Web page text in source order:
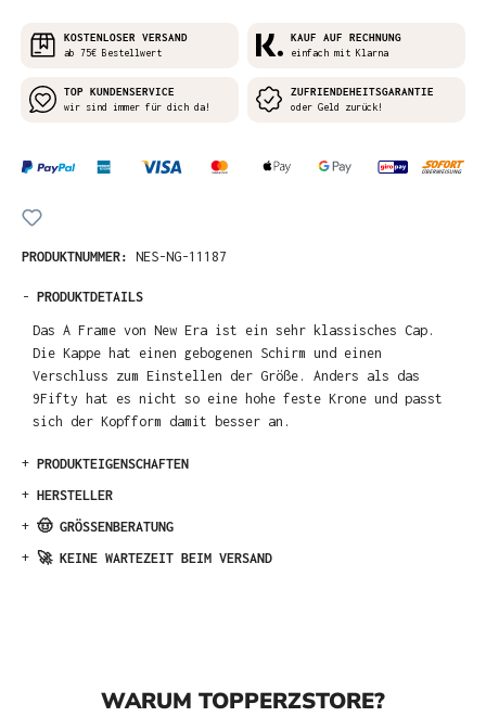
KOSTENLOSER VERSAND
ab 75€ Bestellwert
KAUF AUF RECHNUNG
einfach mit Klarna
TOP KUNDENSERVICE
wir sind immer für dich da!
ZUFRIENDEHEITSGARANTIE
oder Geld zurück!
PRODUKTNUMMER: NES-NG-11187
- PRODUKTDETAILS
Das A Frame von New Era ist ein sehr klassisches Cap.
Die Kappe hat einen gebogenen Schirm und einen
Verschluss zum Einstellen der Größe. Anders als das
9Fifty hat es nicht so eine hohe feste Krone und passt
sich der Kopfform damit besser an.
+ PRODUKTEIGENSCHAFTEN
+ HERSTELLER
+ 🤠 GRÖSSENBERATUNG
+ 🚀 KEINE WARTEZEIT BEIM VERSAND
WARUM TOPPERZSTORE?